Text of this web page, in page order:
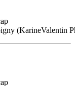
(KarineValentin